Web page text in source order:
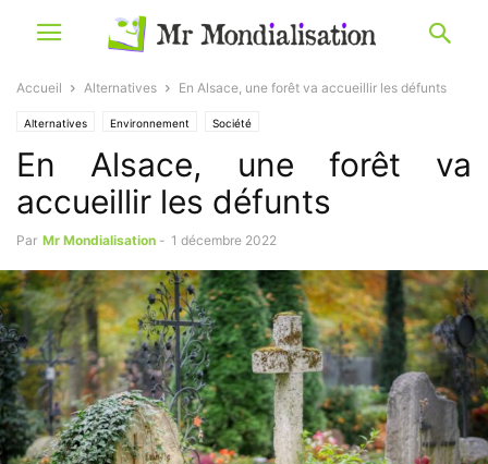
Accueil Alternatives En Alsace, une forêt va accueillir les défunts
Alternatives Environnement Société
En Alsace, une forêt va
accueillir les défunts
Par Mr Mondialisation - 1 décembre 2022